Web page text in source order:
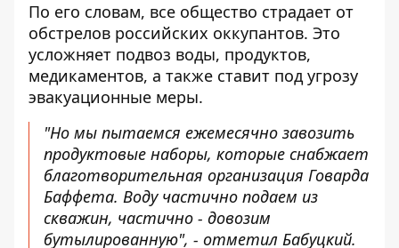
По его словам, все общество страдает от
обстрелов российских оккупантов. Это
усложняет подвоз воды, продуктов,
медикаментов, а также ставит под угрозу
эвакуационные меры.
"Но мы пытаемся ежемесячно завозить
продуктовые наборы, которые снабжает
благотворительная организация Говарда
Баффета. Воду частично подаем из
скважин, частично - довозим
бутылированную", - отметил Бабуцкий.